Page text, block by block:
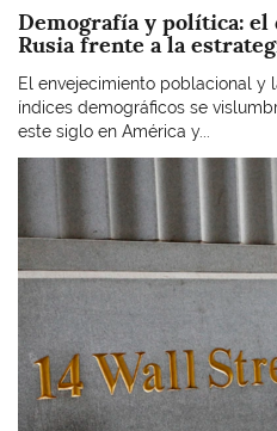
Demografía y política: el
Rusia frente a la
El envejecimiento poblacional y
índices demográficos se
este siglo en América y...